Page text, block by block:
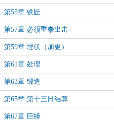
第55章 铁匠
第57章 必须重拳出击
第59章 埋伏（加更）
第61章 处理
第63章 锻造
第65章 第十三日结算
第67章 巨蟒